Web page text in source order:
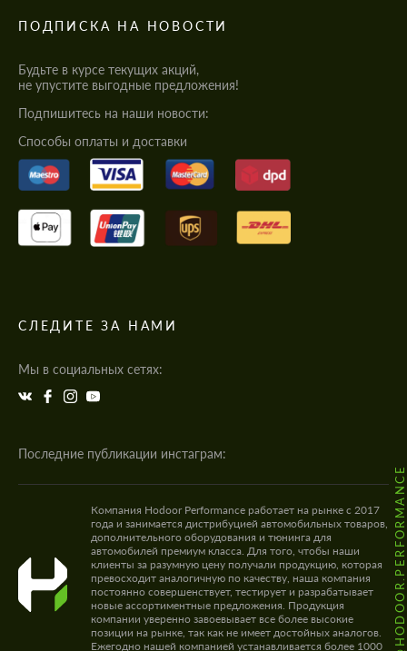
ПОДПИСКА НА НОВОСТИ
Будьте в курсе текущих акций,
не упустите выгодные предложения!
Подпишитесь на наши новости:
Cпособы оплаты и доставки
СЛЕДИТЕ ЗА НАМИ
Мы в социальных сетях:
Последние публикации инстаграм:
@HODOOR.PERFORMANCE
Компания Hodoor Performance работает на рынке с 2017
года и занимается дистрибуцией автомобильных товаров,
дополнительного оборудования и тюнинга для
автомобилей премиум класса. Для того, чтобы наши
клиенты за разумную цену получали продукцию, которая
превосходит аналогичную по качеству, наша компания
постоянно совершенствует, тестирует и разрабатывает
новые ассортиментные предложения. Продукция
компании уверенно завоевывает все более высокие
позиции на рынке, так как не имеет достойных аналогов.
Ежегодно нашей компанией устанавливается более 1000